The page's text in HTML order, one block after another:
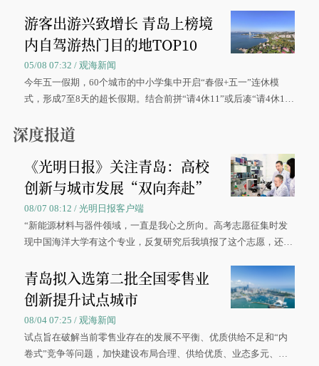
游客出游兴致增长 青岛上榜境
内自驾游热门目的地TOP10
05/08 07:32 / 观海新闻
今年五一假期，60个城市的中小学集中开启“春假+五一”连休模
式，形成7至8天的超长假期。结合前拼“请4休11”或后凑“请4休1
深度报道
《光明日报》关注青岛：高校
创新与城市发展“双向奔赴”
08/07 08:12 / 光明日报客户端
“新能源材料与器件领域，一直是我心之所向。高考志愿征集时发
现中国海洋大学有这个专业，反复研究后我填报了这个志愿，还真
大学材料科学与工程学院材料类专业的录取通知书。
青岛拟入选第二批全国零售业
创新提升试点城市
08/04 07:25 / 观海新闻
试点旨在破解当前零售业存在的发展不平衡、优质供给不足和“内
卷式”竞争等问题，加快建设布局合理、供给优质、业态多元、智